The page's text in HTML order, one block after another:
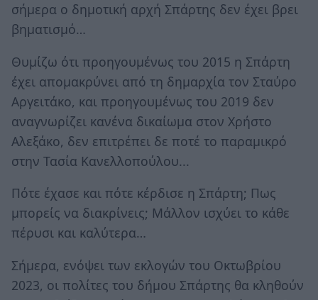
σήμερα ο δημοτική αρχή Σπάρτης δεν έχει βρει
βηματισμό…
Θυμίζω ότι προηγουμένως του 2015 η Σπάρτη
έχει απομακρύνει από τη δημαρχία τον Σταύρο
Αργειτάκο, και προηγουμένως του 2019 δεν
αναγνωρίζει κανένα δικαίωμα στον Χρήστο
Αλεξάκο, δεν επιτρέπει δε ποτέ το παραμικρό
στην Τασία Κανελλοπούλου...
Πότε έχασε και πότε κέρδισε η Σπάρτη; Πως
μπορείς να διακρίνεις; Μάλλον ισχύει το κάθε
πέρυσι και καλύτερα…
Σήμερα, ενόψει των εκλογών του Οκτωβρίου
2023, οι πολίτες του δήμου Σπάρτης θα κληθούν